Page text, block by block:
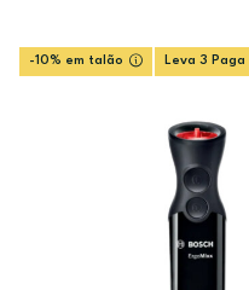
-10% em talão Leva 3 Paga